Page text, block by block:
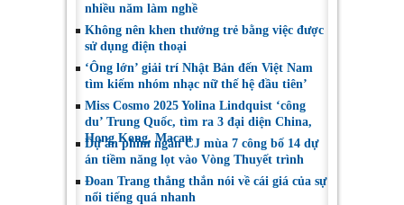
nhiều năm làm nghề
Không nên khen thưởng trẻ bằng việc được
sử dụng điện thoại
‘Ông lớn’ giải trí Nhật Bản đến Việt Nam
tìm kiếm nhóm nhạc nữ thế hệ đầu tiên’
Miss Cosmo 2025 Yolina Lindquist ‘công
du’ Trung Quốc, tìm ra 3 đại diện China,
Hong Kong, Macau
Dự án phim ngắn CJ mùa 7 công bố 14 dự
án tiềm năng lọt vào Vòng Thuyết trình
Đoan Trang thẳng thắn nói về cái giá của sự
nổi tiếng quá nhanh